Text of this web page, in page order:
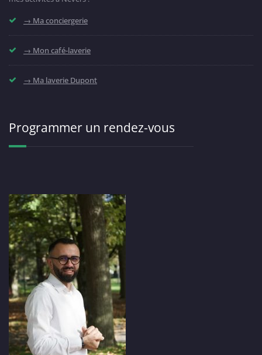
→ Ma conciergerie
→ Mon café-laverie
→ Ma laverie Dupont
Programmer un rendez-vous